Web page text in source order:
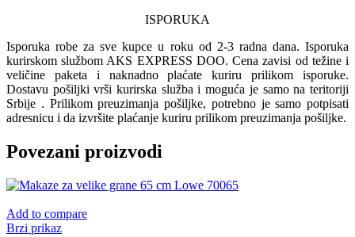
ISPORUKA
Isporuka robe za sve kupce u roku od 2-3 radna dana. Isporuka
kurirskom službom AKS EXPRESS DOO. Cena zavisi od težine i
veličine paketa i naknadno plaćate kuriru prilikom isporuke.
Dostavu pošiljki vrši kurirska služba i moguća je samo na teritoriji
Srbije . Prilikom preuzimanja pošiljke, potrebno je samo potpisati
adresnicu i da izvršite plaćanje kuriru prilikom preuzimanja pošiljke.
Povezani proizvodi
Add to compare
Brzi prikaz